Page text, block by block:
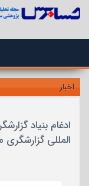
اخبار
ادغام بنیاد
المللی گزارشگری